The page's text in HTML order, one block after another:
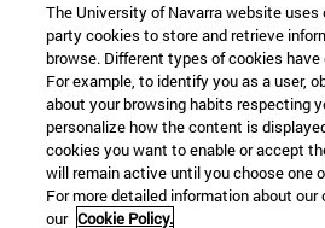
The University of Navarra website uses
party cookies to store and retrieve
browse. Different types of cookies
For example, to identify you as a user,
about your browsing habits respecting
personalize how the content is
cookies you want to enable or accept
will remain active until you choose one
For more detailed information about
our Cookie Policy.